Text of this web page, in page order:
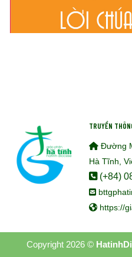
TRUYỀN
Đường
Hà Tĩnh,
(+84)
https://
Copyright 2026 ©